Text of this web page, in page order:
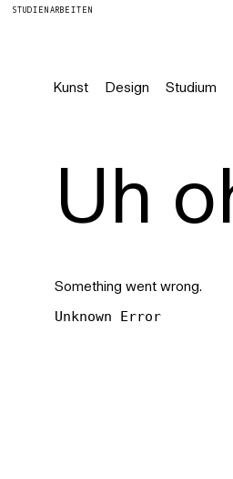
STUDIENARBEITEN
Kunst Design Studium
Uh
Something went wrong.
Unknown Error